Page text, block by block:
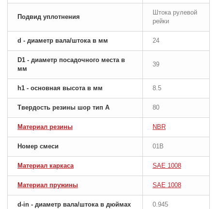
Подвид уплотнения
Штока рулевой
рейки
d - диаметр вала/штока в мм 24
D1 - диаметр посадочного места в
мм
39
h1 - основная высота в мм 8.5
Твердость резины шор тип A 80
Материал резины NBR
Номер смеси 01B
Материал каркаса SAE 1008
Материал пружины SAE 1008
d-in - диаметр вала/штока в дюймах 0.945